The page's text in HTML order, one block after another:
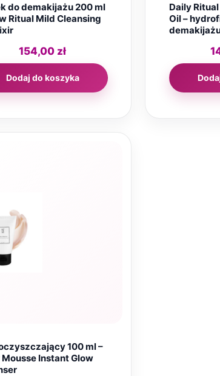
do demakijażu 200 ml
Ritual Mild Cleansing
154,00 zł
Dodaj do koszyka
Daily
Oil –
100 ml –
Mousse Instant Glow